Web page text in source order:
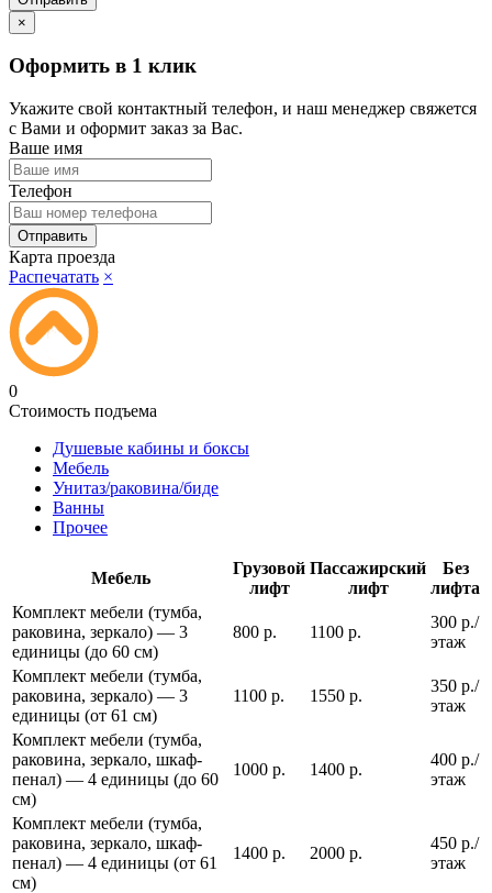
×
Оформить в 1 клик
Укажите свой контактный телефон, и наш менеджер свяжется
с Вами и оформит заказ за Вас.
Ваше имя
Телефон
Карта проезда
Распечатать ×
0
Стоимость подъема
Душевые кабины и боксы
Мебель
Унитаз/раковина/биде
Ванны
Прочее
Мебель
Грузовой
лифт
Пассажирский
лифт
Без
лифта
Комплект мебели (тумба,
раковина, зеркало) — 3
единицы (до 60 см)
800 р. 1100 р.
300 р./
этаж
Комплект мебели (тумба,
раковина, зеркало) — 3
единицы (от 61 см)
1100 р. 1550 р.
350 р./
этаж
Комплект мебели (тумба,
раковина, зеркало, шкаф-
пенал) — 4 единицы (до 60
см)
1000 р. 1400 р.
400 р./
этаж
Комплект мебели (тумба,
раковина, зеркало, шкаф-
пенал) — 4 единицы (от 61
см)
1400 р. 2000 р.
450 р./
этаж